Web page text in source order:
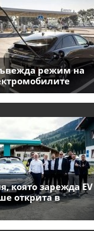
режим на
която зарежда EV
открита в